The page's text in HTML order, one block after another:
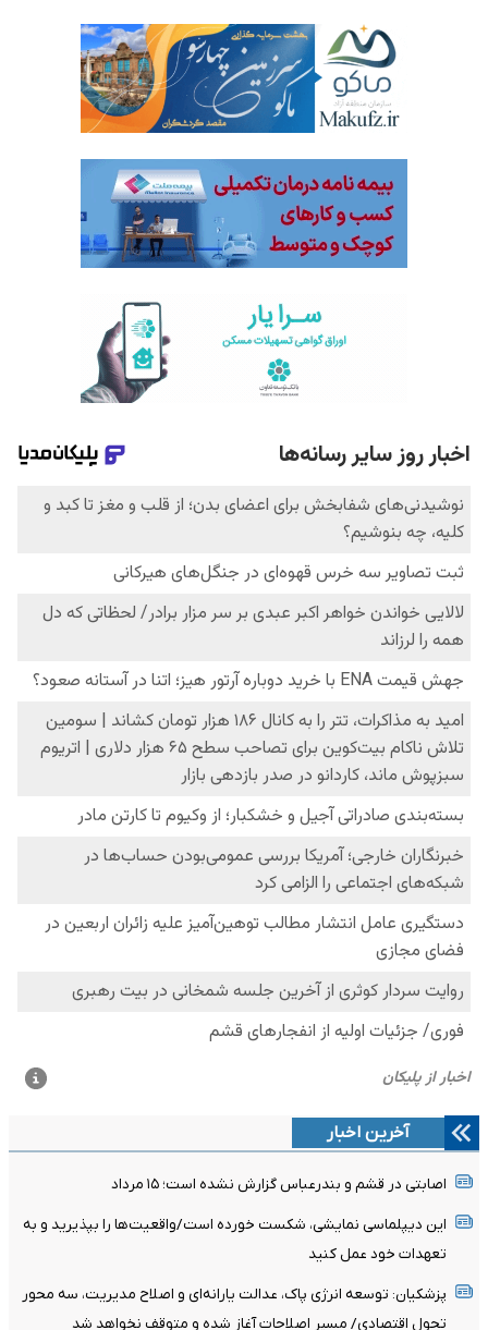
آخرین اخبار
اصابتی در قشم و بندرعباس گزارش نشده است؛ ۱۵ مرداد
این دیپلماسی نمایشی، شکست خورده است/واقعیت‌ها را بپذیرید و به
تعهدات خود عمل کنید
پزشکیان: توسعه انرژی پاک، عدالت یارانه‌ای و اصلاح مدیریت، سه محور
تحول اقتصادی/ مسیر اصلاحات آغاز شده و متوقف نخواهد شد